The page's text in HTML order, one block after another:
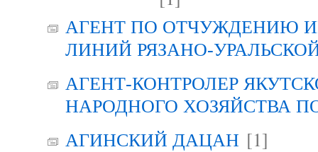
АГЕНТ ПО ОТЧУЖДЕНИЮ
ЛИНИЙ РЯЗАНО-
АГЕНТ-КОНТРОЛЕР
НАРОДНОГО ХОЗЯЙСТВА
АГИНСКИЙ ДАЦАН [1]